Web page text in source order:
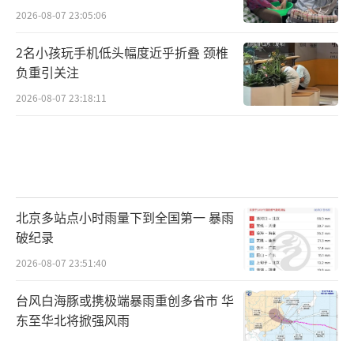
2026-08-07 23:05:06
2名小孩玩手机低头幅度近乎折叠 颈椎
负重引关注
2026-08-07 23:18:11
北京多站点小时雨量下到全国第一 暴雨
破纪录
2026-08-07 23:51:40
台风白海豚或携极端暴雨重创多省市 华
东至华北将掀强风雨